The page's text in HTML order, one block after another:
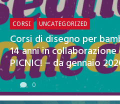
CORSI UNCATEGORIZED
Corsi di disegno per
14 anni in
PICNIC! – da gennaio
0